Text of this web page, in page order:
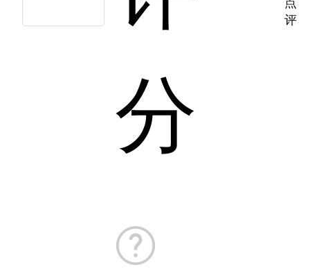
分
评